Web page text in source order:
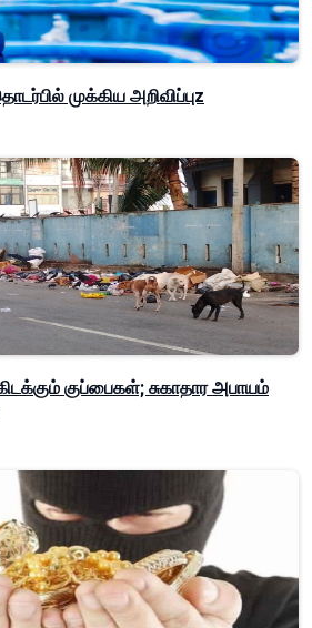
முக்கிய அறிவிப்புz
குப்பைகள்; சுகாதார அபாயம்